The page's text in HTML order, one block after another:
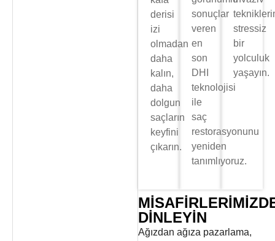
derisi
izi
olmadan
daha
kalın,
daha
dolgun
saçların
keyfini
çıkarın.
sonuçlar
veren
en
son
DHI
teknolojisi
ile
saç
restorasyonunu
yeniden
tanımlıyoruz.
stressiz
bir
yolculuk
yaşayın.
DINLEYIN
Ağızdan ağıza pazarlama,